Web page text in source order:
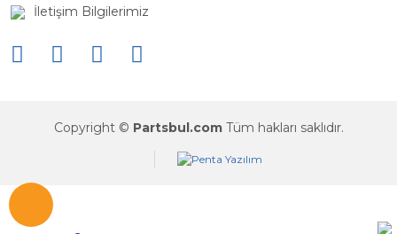
İletişim Bilgilerimiz
Copyright © Partsbul.com Tüm hakları saklıdır.